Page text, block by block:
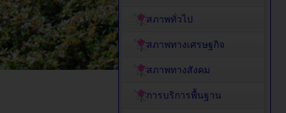
สภาพทั่วไป
สภาพทางเศรษฐกิจ
สภาพทางสังคม
การบริการพื้นฐาน